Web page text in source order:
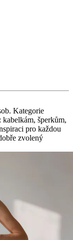
Kategorie
šperkům,
pro každou
zvolený